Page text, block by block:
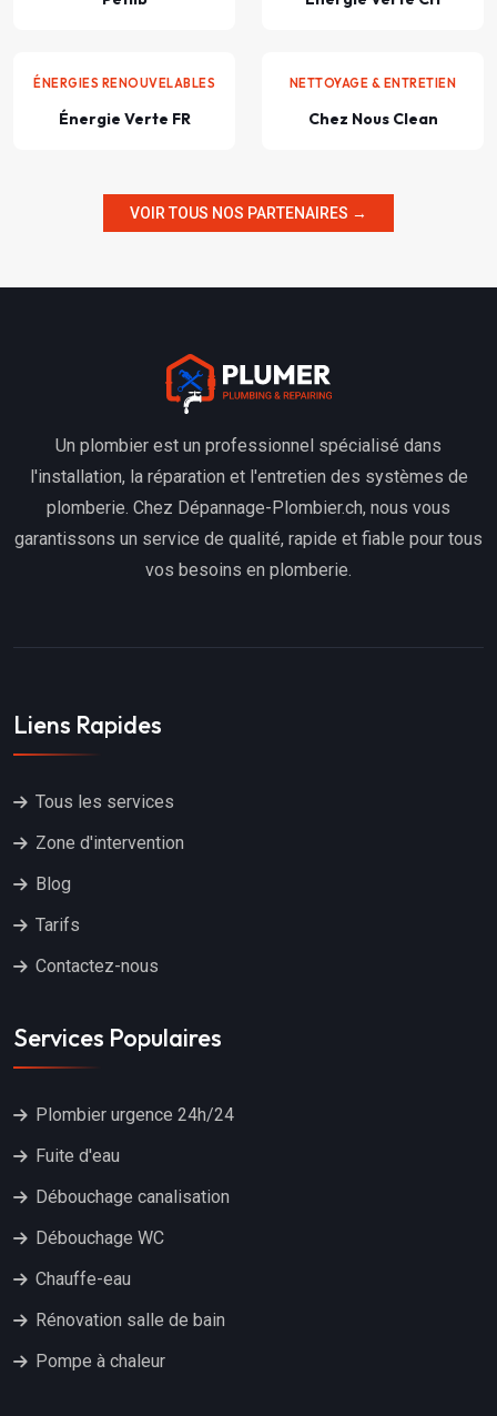
ÉNERGIES RENOUVELABLES
Énergie Verte FR
NETTOYAGE & ENTRETIEN
Chez Nous Clean
VOIR TOUS NOS PARTENAIRES →
Un plombier est un professionnel spécialisé dans
l'installation, la réparation et l'entretien des systèmes de
plomberie. Chez Dépannage-Plombier.ch, nous vous
garantissons un service de qualité, rapide et fiable pour tous
vos besoins en plomberie.
Liens Rapides
Tous les services
Zone d'intervention
Blog
Tarifs
Contactez-nous
Services Populaires
Plombier urgence 24h/24
Fuite d'eau
Débouchage canalisation
Débouchage WC
Chauffe-eau
Rénovation salle de bain
Pompe à chaleur